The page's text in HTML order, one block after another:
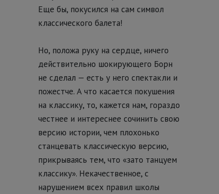
Еще бы, покусился на сам символ
классического балета!
Но, положа руку на сердце, ничего
действительно шокирующего Борн
не сделал — есть у него спектакли и
пожестче. А что касается покушения
на классику, то, кажется нам, гораздо
честнее и интереснее сочинить свою
версию истории, чем плохонько
станцевать классическую версию,
прикрываясь тем, что «зато танцуем
классику». Некачественное, с
нарушением всех правил школы